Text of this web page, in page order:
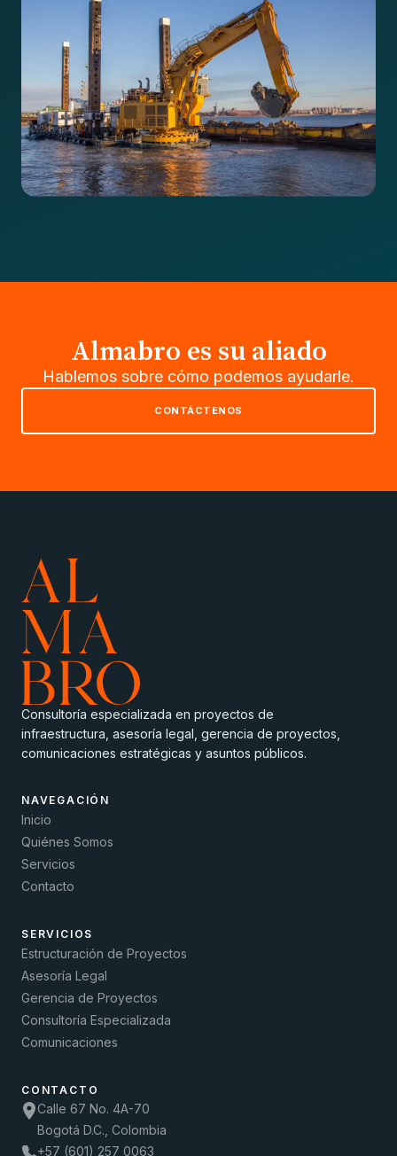
Almabro es su aliado
Hablemos sobre cómo podemos ayudarle.
CONTÁCTENOS
Consultoría especializada en proyectos de
infraestructura, asesoría legal, gerencia de proyectos,
comunicaciones estratégicas y asuntos públicos.
NAVEGACIÓN
Inicio
Quiénes Somos
Servicios
Contacto
SERVICIOS
Estructuración de Proyectos
Asesoría Legal
Gerencia de Proyectos
Consultoría Especializada
Comunicaciones
CONTACTO
Calle 67 No. 4A-70
Bogotá D.C., Colombia
+57 (601) 257 0063